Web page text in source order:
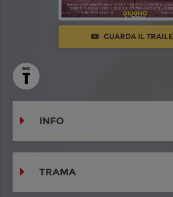
GUARDA IL
INFO
TRAMA